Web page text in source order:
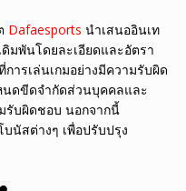
Dafaesports นำเสนออินเท
มพันโดยละเอียดและอัตรา
ารเล่นเกมอย่างมีความรับผิด
นดขีดจำกัดส่วนบุคคลและ
รับผิดชอบ นอกจากนี้
นัสต่างๆ เพื่อปรับปรุง